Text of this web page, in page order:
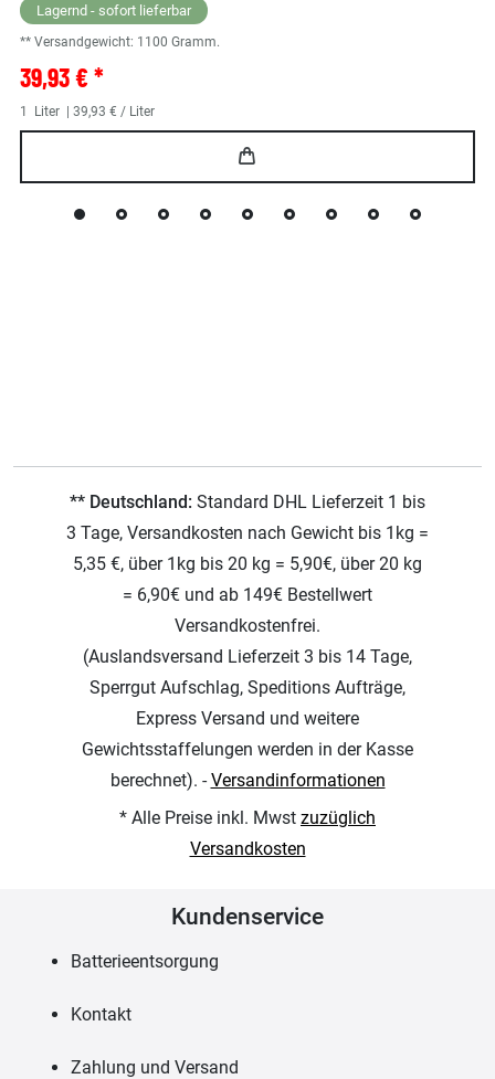
Lagernd - sofort lieferbar
** Versandgewicht: 1100 Gramm.
39,93 € *
1 Liter | 39,93 € / Liter
** Deutschland: Standard DHL Lieferzeit 1 bis
3 Tage, Versandkosten nach Gewicht bis 1kg =
5,35 €, über 1kg bis 20 kg = 5,90€, über 20 kg
= 6,90€ und ab 149€ Bestellwert
Versandkostenfrei.
(Auslandsversand Lieferzeit 3 bis 14 Tage,
Sperrgut Aufschlag, Speditions Aufträge,
Express Versand und weitere
Gewichtsstaffelungen werden in der Kasse
berechnet). -Versandinformationen
* Alle Preise inkl. Mwst zuzüglich
Versandkosten
Kundenservice
Batterieentsorgung
Kontakt
Zahlung und Versand